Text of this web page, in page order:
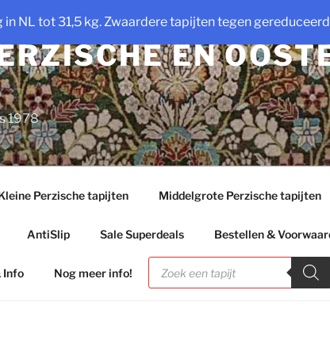
NL tot 31,5 kg. Zwaardere tapijten tegen
EN
1978
Perzische tapijten Middelgrote Perzische tapijten
AntiSlip Sale Superdeals Bestellen &
Info Nog meer info!
Producten
zoeken